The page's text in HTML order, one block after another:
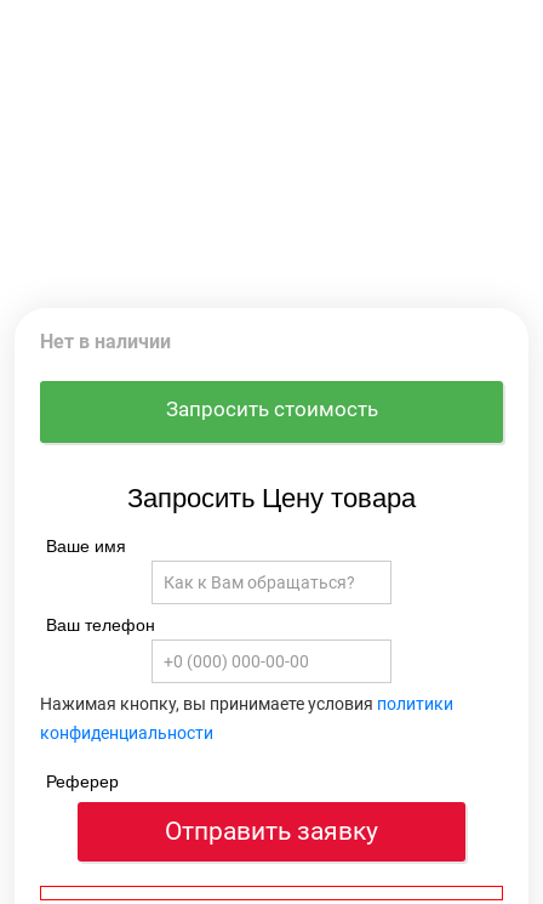
Нет в наличии
Запросить стоимость
Запросить Цену товара
Ваше имя
Ваш телефон
Нажимая кнопку, вы принимаете условия политики
конфиденциальности
Реферер
Отправить заявку